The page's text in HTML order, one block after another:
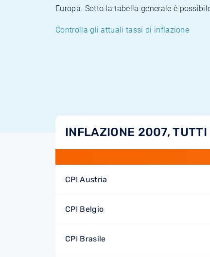
Europa. Sotto la tabella generale è
Controlla gli attuali tassi di inflazione
INFLAZIONE 2007, TUTTI
CPI Austria
CPI Belgio
CPI Brasile